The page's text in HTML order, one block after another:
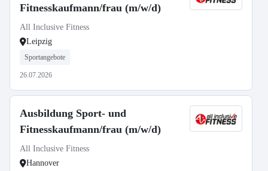
Fitnesskaufmann/frau (m/w/d)
All Inclusive Fitness
Leipzig
Sportangebote
26.07.2026
Ausbildung Sport- und
Fitnesskaufmann/frau (m/w/d)
All Inclusive Fitness
Hannover